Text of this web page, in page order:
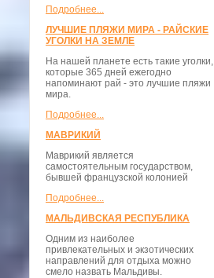
Подробнее...
ЛУЧШИЕ ПЛЯЖИ МИРА - РАЙСКИЕ
УГОЛКИ НА ЗЕМЛЕ
На нашей планете есть такие уголки,
которые 365 дней ежегодно
напоминают рай - это лучшие пляжи
мира.
Подробнее...
МАВРИКИЙ
Маврикий является
самостоятельным государством,
бывшей французской колонией
Подробнее...
МАЛЬДИВСКАЯ РЕСПУБЛИКА
Одним из наиболее
привлекательных и экзотических
направлений для отдыха можно
смело назвать Мальдивы.